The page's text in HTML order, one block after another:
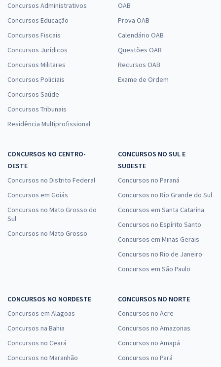
Concursos Administrativos
Concursos Educação
Concursos Fiscais
Concursos Jurídicos
Concursos Militares
Concursos Policiais
Concursos Saúde
Concursos Tribunais
Residência Multiprofissional
OAB
Prova OAB
Calendário OAB
Questões OAB
Recursos OAB
Exame de Ordem
CONCURSOS NO CENTRO-
OESTE
Concursos no Distrito Federal
Concursos em Goiás
Concursos no Mato Grosso do
Sul
Concursos no Mato Grosso
CONCURSOS NO SUL E
SUDESTE
Concursos no Paraná
Concursos no Rio Grande do Sul
Concursos em Santa Catarina
Concursos no Espírito Santo
Concursos em Minas Gerais
Concursos no Rio de Janeiro
Concursos em São Paulo
CONCURSOS NO NORDESTE
Concursos em Alagoas
Concursos na Bahia
Concursos no Ceará
Concursos no Maranhão
CONCURSOS NO NORTE
Concursos no Acre
Concursos no Amazonas
Concursos no Amapá
Concursos no Pará